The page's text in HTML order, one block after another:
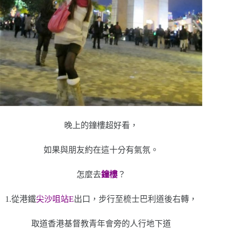
晚上的鐘樓超好看，
如果與朋友約在這十分有氣氛。
怎麼去鐘樓 ？
1.從港鐵尖沙咀站E出口，步行至梳士巴利道後右轉，
取道香港基督教青年會旁的人行地下道